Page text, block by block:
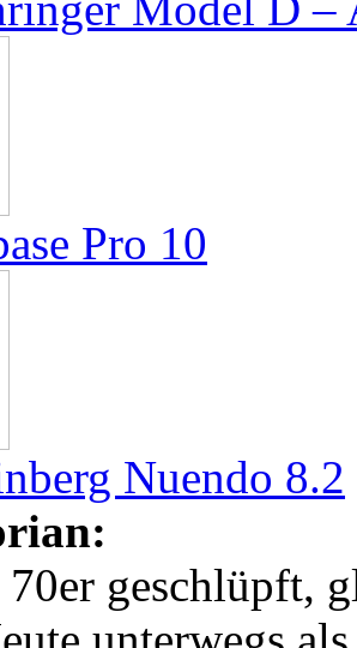
Pro 10
Nuendo 8.2
70er geschlüpft,